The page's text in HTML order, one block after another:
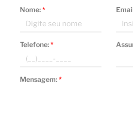
Nome:*
Telefone:*
Mensagem:*